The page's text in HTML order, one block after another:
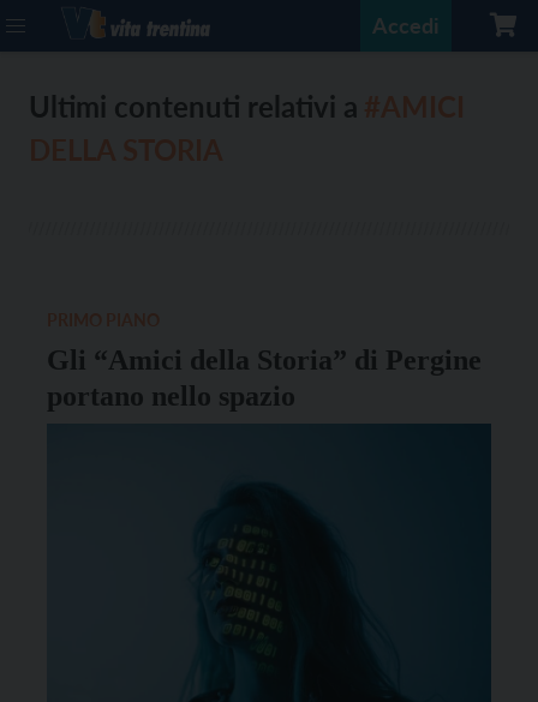
Accedi
Ultimi contenuti relativi a
Gli “Amici della Storia” di Pergine
portano nello spazio